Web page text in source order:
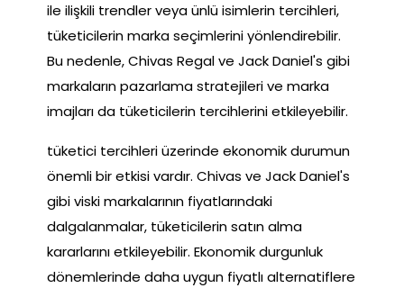
ile ilişkili trendler veya ünlü isimlerin tercihleri,
tüketicilerin marka seçimlerini yönlendirebilir.
Bu nedenle, Chivas Regal ve Jack Daniel's gibi
markaların pazarlama stratejileri ve marka
imajları da tüketicilerin tercihlerini etkileyebilir.
tüketici tercihleri üzerinde ekonomik durumun
önemli bir etkisi vardır. Chivas ve Jack Daniel's
gibi viski markalarının fiyatlarındaki
dalgalanmalar, tüketicilerin satın alma
kararlarını etkileyebilir. Ekonomik durgunluk
dönemlerinde daha uygun fiyatlı alternatiflere